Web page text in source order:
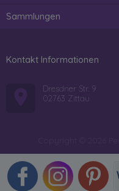
Sammlungen
Kontakt Informationen
Dresdner Str. 9
02763 Zittau